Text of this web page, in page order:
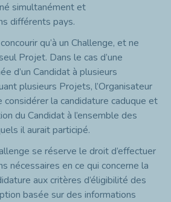
simultanément et
différents pays.
qu’à un Challenge, et ne
Projet. Dans le cas d’une
d’un Candidat à plusieurs
plusieurs Projets, l’Organisateur
la candidature caduque et
du Candidat à l’ensemble des
il aurait participé.
se réserve le droit d’effectuer
nécessaires en ce qui concerne la
aux critères d’éligibilité des
basée sur des informations